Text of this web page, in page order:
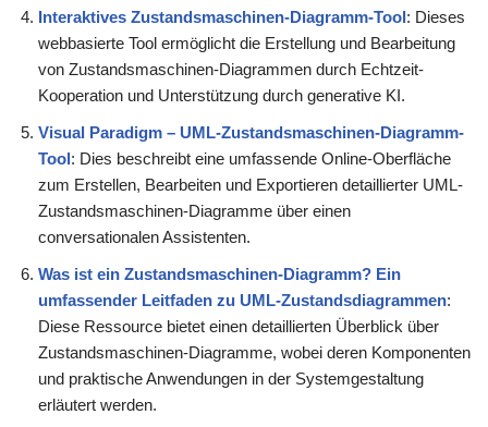
Interaktives Zustandsmaschinen-Diagramm-Tool: Dieses
webbasierte Tool ermöglicht die Erstellung und Bearbeitung
von Zustandsmaschinen-Diagrammen durch Echtzeit-
Kooperation und Unterstützung durch generative KI.
Visual Paradigm – UML-Zustandsmaschinen-Diagramm-
Tool: Dies beschreibt eine umfassende Online-Oberfläche
zum Erstellen, Bearbeiten und Exportieren detaillierter UML-
Zustandsmaschinen-Diagramme über einen
conversationalen Assistenten.
Was ist ein Zustandsmaschinen-Diagramm? Ein
umfassender Leitfaden zu UML-Zustandsdiagrammen:
Diese Ressource bietet einen detaillierten Überblick über
Zustandsmaschinen-Diagramme, wobei deren Komponenten
und praktische Anwendungen in der Systemgestaltung
erläutert werden.